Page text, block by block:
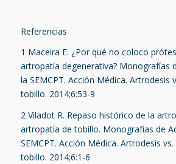
Referencias
1 Maceira E. ¿Por qué no coloco
artropatía degenerativa? Monografías
la SEMCPT. Acción Médica. Artrodesis
tobillo. 2014;6:53-9
2Viladot R. Repaso histórico de la
artropatía de tobillo. Monografías de
SEMCPT. Acción Médica. Artrodesis
tobillo. 2014;6:1-6